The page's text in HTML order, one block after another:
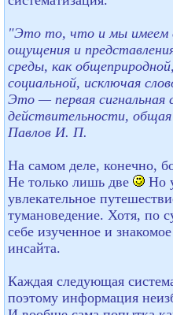
"Это то, что и мы имеем в
ощущения и
среды, как
социальной, исключая
Это — первая сигнальная
действительности,
Павлов И. П.
На самом деле, конечно,
Не только лишь две
Но
увлекательное
тумановедение. Хотя, по
себе изученное и
инсайта.
Каждая следующая
поэтому информация